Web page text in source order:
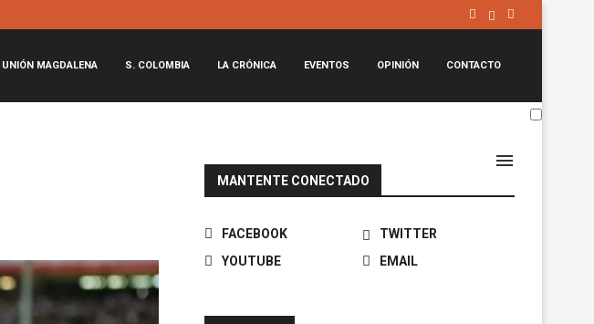
UNIÓN MAGDALENA S. COLOMBIA LA CRÓNICA EVENTOS OPINIÓN CONTACTO
MANTENTE CONECTADO
FACEBOOK
TWITTER
YOUTUBE
EMAIL